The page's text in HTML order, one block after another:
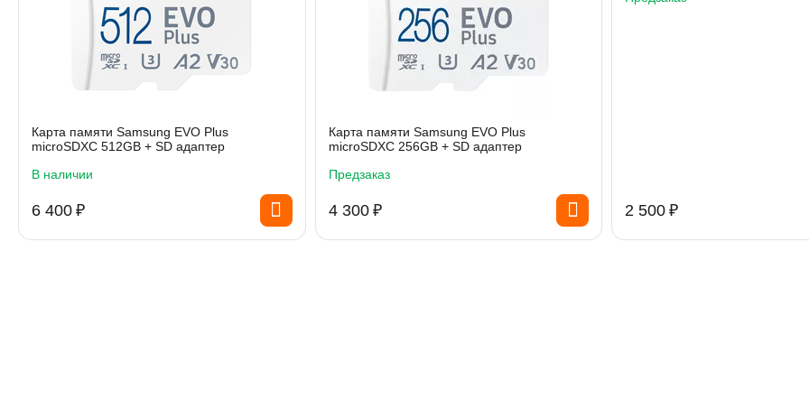
Карта памяти Samsung EVO Plus
microSDXC 512GB + SD адаптер
В наличии
6 400 ₽
Карта памяти Samsung EVO Plus
microSDXC 256GB + SD адаптер
Предзаказ
4 300 ₽ 2 500 ₽